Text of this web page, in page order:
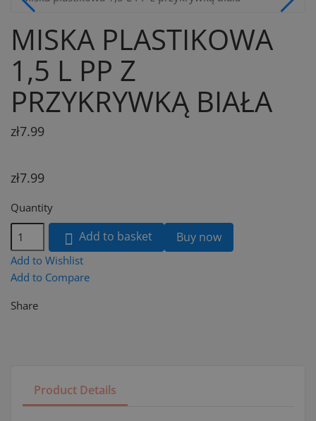
MISKA PLASTIKOWA
1,5 L PP Z
PRZYKRYWKĄ BIAŁA
zł7.99
zł7.99
Quantity
 Add to basket Buy now
Add to Wishlist
Add to Compare
Share
Product Details